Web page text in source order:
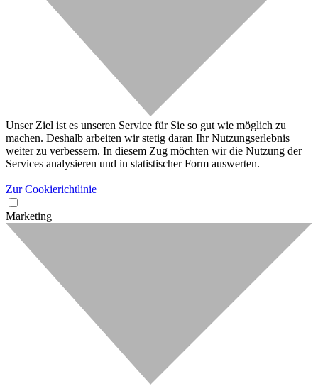
Unser Ziel ist es unseren Service für Sie so gut wie möglich zu
machen. Deshalb arbeiten wir stetig daran Ihr Nutzungserlebnis
weiter zu verbessern. In diesem Zug möchten wir die Nutzung der
Services analysieren und in statistischer Form auswerten.
Zur Cookierichtlinie
Marketing